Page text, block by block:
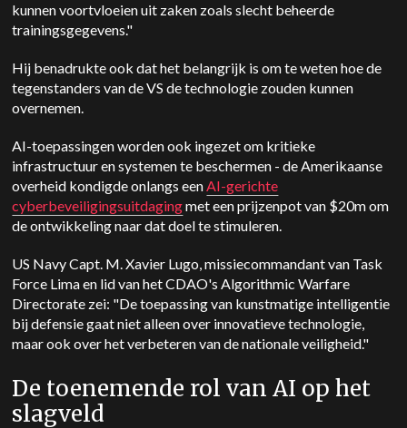
kunnen voortvloeien uit zaken zoals slecht beheerde
trainingsgegevens."
Hij benadrukte ook dat het belangrijk is om te weten hoe de
tegenstanders van de VS de technologie zouden kunnen
overnemen.
AI-toepassingen worden ook ingezet om kritieke
infrastructuur en systemen te beschermen - de Amerikaanse
overheid kondigde onlangs eenAI-gerichte
cyberbeveiligingsuitdagingmet een prijzenpot van $20m om
de ontwikkeling naar dat doel te stimuleren.
US Navy Capt. M. Xavier Lugo, missiecommandant van Task
Force Lima en lid van het CDAO's Algorithmic Warfare
Directorate zei: "De toepassing van kunstmatige intelligentie
bij defensie gaat niet alleen over innovatieve technologie,
maar ook over het verbeteren van de nationale veiligheid."
De toenemende rol van AI op het
slagveld